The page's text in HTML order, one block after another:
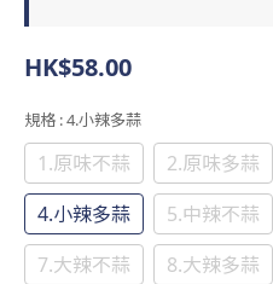
HK$58.00
規格 : 4.小辣多蒜
1.原味不蒜 2.原味多蒜
4.小辣多蒜
5.中辣不蒜
7.大辣不蒜
8.大辣多蒜